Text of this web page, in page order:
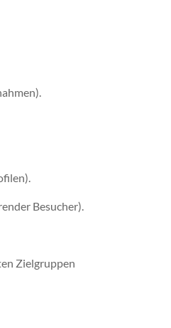
Besucher).
Zielgruppen